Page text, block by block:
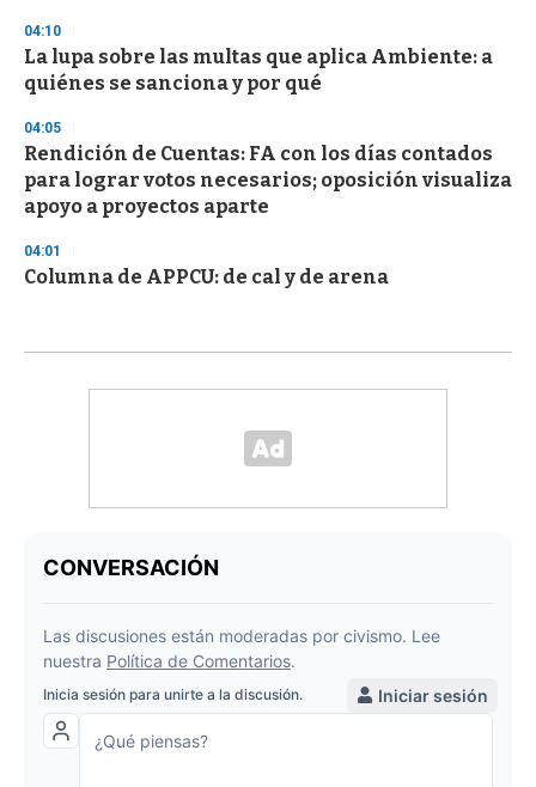
04:10
La lupa sobre las multas que aplica Ambiente: a
quiénes se sanciona y por qué
04:05
Rendición de Cuentas: FA con los días contados
para lograr votos necesarios; oposición visualiza
apoyo a proyectos aparte
04:01
Columna de APPCU: de cal y de arena